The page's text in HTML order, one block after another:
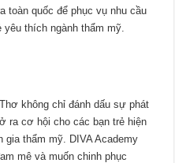
toàn quốc để phục vụ nhu cầu
thích ngành thẩm mỹ.
không chỉ đánh dấu sự phát
ra cơ hội cho các bạn trẻ hiện
thẩm mỹ. DIVA Academy
mê và muốn chinh phục